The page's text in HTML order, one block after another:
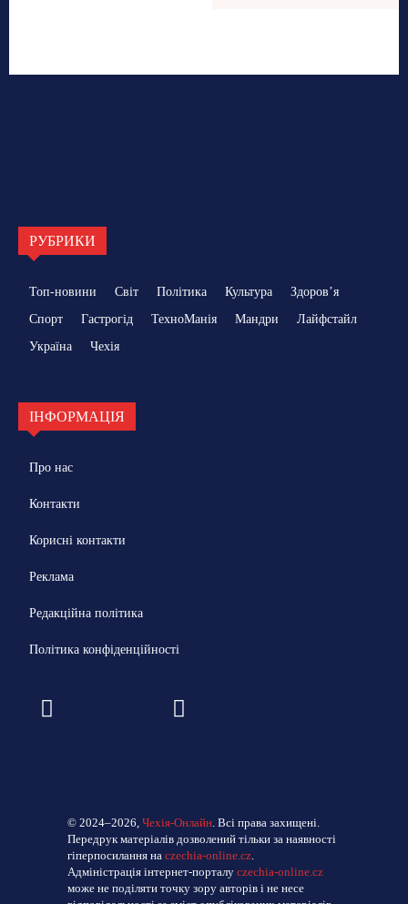
РУБРИКИ
Топ-новини Світ Політика Культура
Здоровʼя
Спорт
Гастрогід ТехноМанія Мандри
Лайфстайл
Україна
Чехія
ІНФОРМАЦІЯ
Про нас
Контакти
Корисні контакти
Реклама
Редакційна політика
Політика конфіденційності
© 2024–2026,Чехія-Онлайн. Всі права захищені.
Передрук матеріалів дозволений тільки за наявності
гіперпосилання наczechia-online.cz.
Адміністрація інтернет-порталуczechia-online.cz
може не поділяти точку зору авторів і не несе